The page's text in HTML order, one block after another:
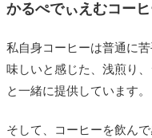
かるぺでぃえむコーヒ
私自身コーヒーは普通に
味しいと感じた、浅煎り
と一緒に提供しています。
そして、コーヒーを飲ん